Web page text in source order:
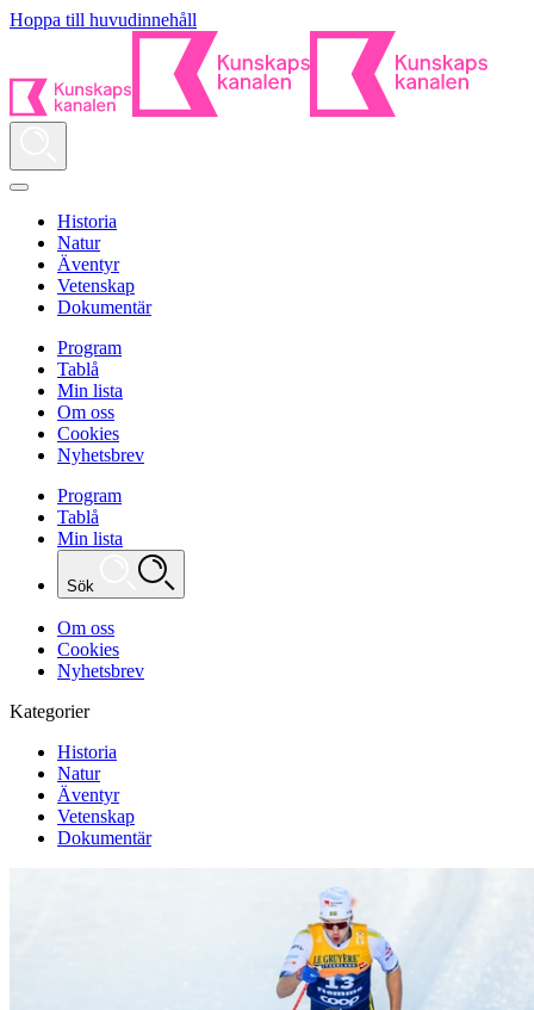
Hoppa till huvudinnehåll
Historia
Natur
Äventyr
Vetenskap
Dokumentär
Program
Tablå
Min lista
Om oss
Cookies
Nyhetsbrev
Program
Tablå
Min lista
Sök
Om oss
Cookies
Nyhetsbrev
Kategorier
Historia
Natur
Äventyr
Vetenskap
Dokumentär